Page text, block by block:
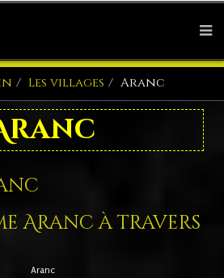
Les villages Aranc
Aranc à travers
Aranc